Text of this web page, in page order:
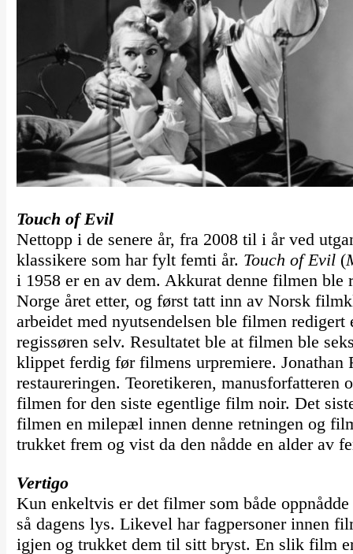
Touch of Evil
Nettopp i de senere år, fra 2008 til i år ved
klassikere som har fylt femti år. Touch of Evil(
i 1958 er en av dem. Akkurat denne filmen ble
Norge året etter, og først tatt inn av Norsk
arbeidet med nyutsendelsen ble filmen redigert
regissøren selv. Resultatet ble at filmen ble
klippet ferdig før filmens urpremiere. Jonathan
restaureringen. Teoretikeren, manusforfatteren
filmen for den siste egentlige film noir. Det
filmen en milepæl innen denne retningen og
trukket frem og vist da den nådde en alder av
Vertigo
Kun enkeltvis er det filmer som både
så dagens lys. Likevel har fagpersoner innen
igjen og trukket dem til sitt bryst. En slik film